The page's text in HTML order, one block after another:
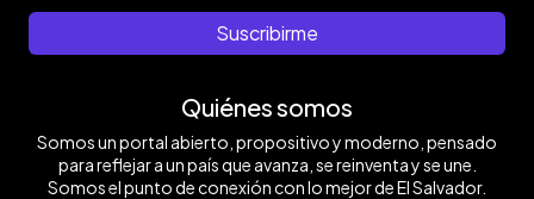
Suscribirme
Quiénes somos
Somos un portal abierto, propositivo y moderno, pensado
para reflejar a un país que avanza, se reinventa y se une.
Somos el punto de conexión con lo mejor de El Salvador.